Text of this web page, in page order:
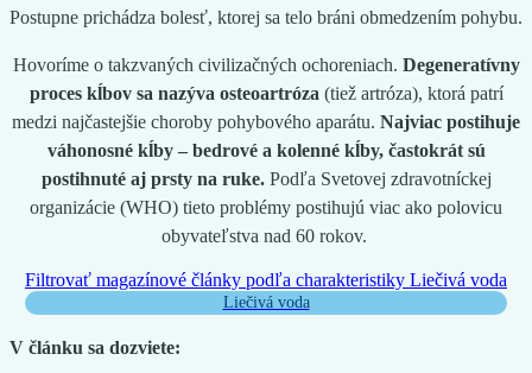
Postupne prichádza bolesť, ktorej sa telo bráni obmedzením pohybu.
Hovoríme o takzvaných civilizačných ochoreniach. Degeneratívny
proces kĺbov sa nazýva osteoartróza (tiež artróza), ktorá patrí
medzi najčastejšie choroby pohybového aparátu. Najviac postihuje
váhonosné kĺby – bedrové a kolenné kĺby, častokrát sú
postihnuté aj prsty na ruke. Podľa Svetovej zdravotníckej
organizácie (WHO) tieto problémy postihujú viac ako polovicu
obyvateľstva nad 60 rokov.
Filtrovať magazínové články podľa charakteristiky Liečivá voda
Liečivá voda
V článku sa dozviete: